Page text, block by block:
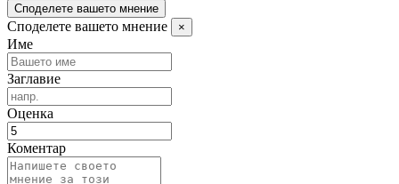
Споделете вашето мнение
Споделете вашето мнение ×
Име
Заглавие
Оценка
Коментар